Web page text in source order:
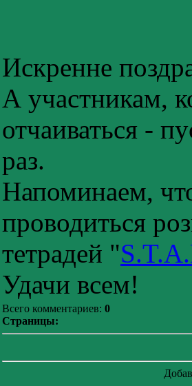
Искренне
А участникам,
отчаиваться -
раз.
Напоминаем,
проводиться
тетрадей "
Удачи всем!
Всего комментариев: 0
Страницы: